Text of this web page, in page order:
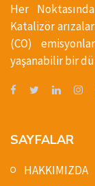
Her
Katalizör
(CO)
yaşanabilir bir
SAYFALAR
HAKKIMIZDA